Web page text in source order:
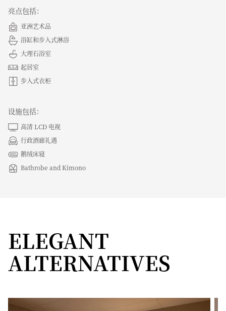
亮点包括：
亚洲艺术品
浴缸和步入式淋浴
大理石浴室
起居室
步入式衣柜
设施包括：
高清 LCD 电视
行政酒廊礼遇
鹅绒床寝
Bathrobe and Kimono
ELEGANT
ALTERNATIVES